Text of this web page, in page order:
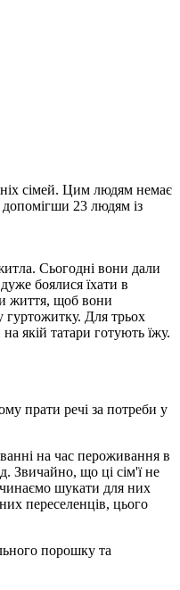
сімей. Цим людям немає
допомігши 23 людям із
Сьогодні вони дали
боялися їхати в
життя, щоб вони
гуртожитку. Для трьох
якій татари готують їжу.
прати речі за потреби у
на час пероживання в
Звичайно, що ці сім'ї не
шукати для них
переселенців, цього
порошку та